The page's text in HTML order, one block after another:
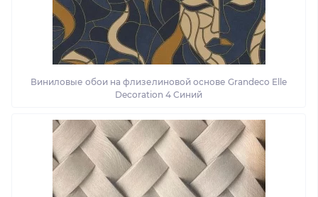
Виниловые обои на флизелиновой основе Grandeco Elle
Decoration 4 Синий